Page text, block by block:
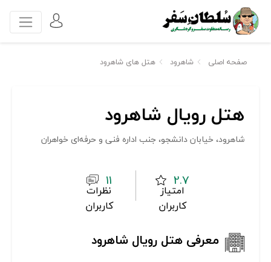
صفحه اصلی شاهرود هتل های شاهرود
هتل رویال شاهرود
شاهرود، خیابان دانشجو، جنب اداره فنی و حرفه‌ای خواهران
2.7
امتیاز
کاربران
11
نظرات
کاربران
معرفی هتل رویال شاهرود